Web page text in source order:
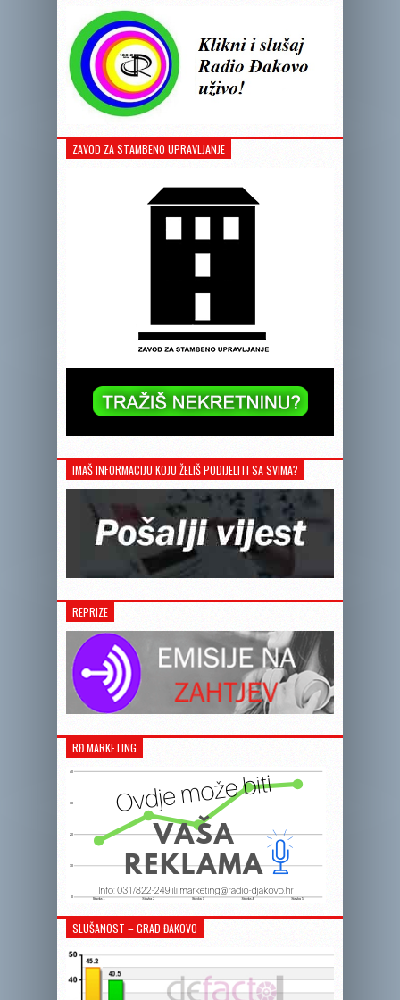
ZAVOD ZA STAMBENO UPRAVLJANJE
IMAŠ INFORMACIJU KOJU ŽELIŠ PODIJELITI SA SVIMA?
REPRIZE
RĐ MARKETING
SLUŠANOST – GRAD ĐAKOVO